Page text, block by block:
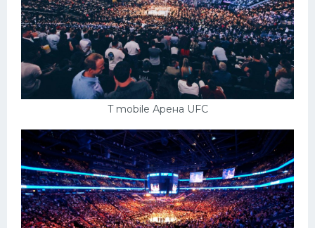
T mobile Арена UFC